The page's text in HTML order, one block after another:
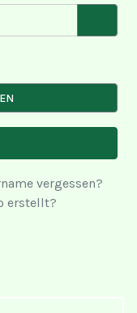
vergessen?
erstellt?